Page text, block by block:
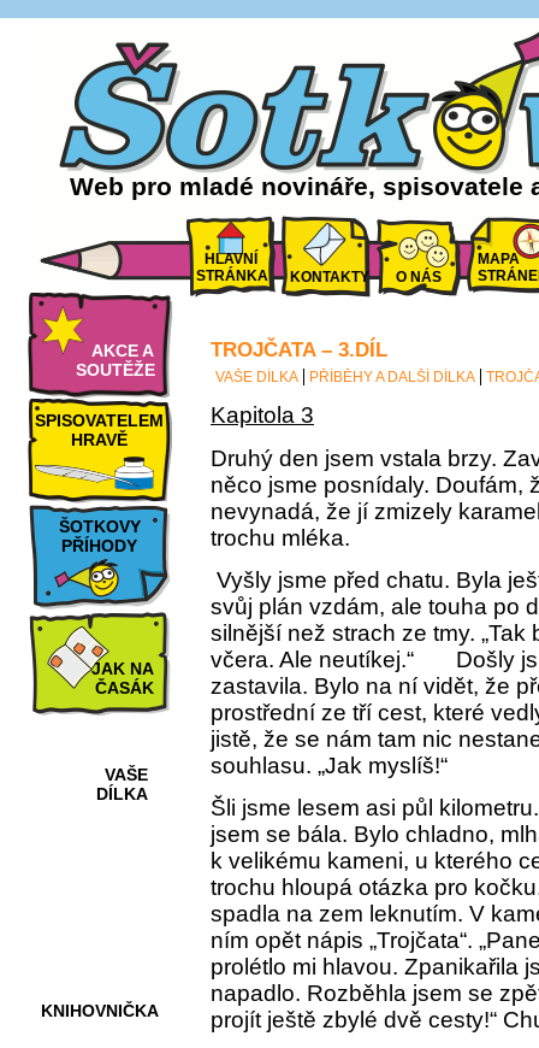
Web pro mladé novináře, spisovatele
HLAVNÍ
STRÁNKA
KONTAKTY O NÁS
MAPA
AKCE A
SOUTĚŽE
SPISOVATELEM
HRAVĚ
ŠOTKOVY
PŘÍHODY
JAK NA
ČASÁK
VAŠE
DÍLKA
KNIHOVNIČKA
TROJČATA – 3.DÍL
VAŠE DÍLKA PŘÍBĚHY A DALŠÍ DÍLKA
Kapitola 3
Druhý den jsem vstala brzy.
něco jsme posnídaly. Doufám,
nevynadá, že jí zmizely
trochu mléka.
Vyšly jsme před chatu. Byla
svůj plán vzdám, ale touha po
silnější než strach ze tmy.
včera. Ale neutíkej.“
Došly
zastavila. Bylo na ní vidět, že
prostřední ze tří cest, které
jistě, že se nám tam nic
souhlasu. „Jak myslíš!“
Šli jsme lesem asi půl
jsem se bála. Bylo chladno,
k velikému kameni, u kterého
trochu hloupá otázka pro
spadla na zem leknutím. V
ním opět nápis „Trojčata“.
prolétlo mi hlavou. Zpanikařila
napadlo. Rozběhla jsem se
projít ještě zbylé dvě cesty!“